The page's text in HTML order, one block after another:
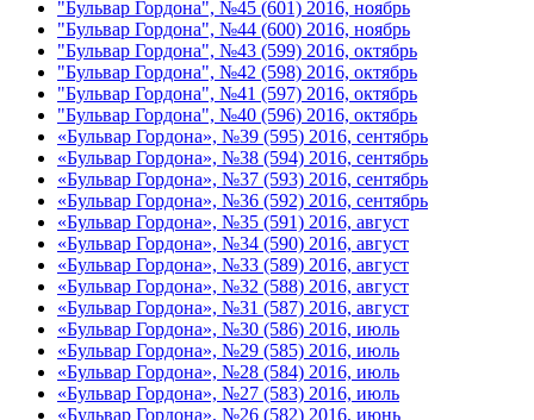
"Бульвар Гордона", №45 (601) 2016, ноябрь
"Бульвар Гордона", №44 (600) 2016, ноябрь
"Бульвар Гордона", №43 (599) 2016, октябрь
"Бульвар Гордона", №42 (598) 2016, октябрь
"Бульвар Гордона", №41 (597) 2016, октябрь
"Бульвар Гордона", №40 (596) 2016, октябрь
«Бульвар Гордона», №39 (595) 2016, сентябрь
«Бульвар Гордона», №38 (594) 2016, сентябрь
«Бульвар Гордона», №37 (593) 2016, сентябрь
«Бульвар Гордона», №36 (592) 2016, сентябрь
«Бульвар Гордона», №35 (591) 2016, август
«Бульвар Гордона», №34 (590) 2016, август
«Бульвар Гордона», №33 (589) 2016, август
«Бульвар Гордона», №32 (588) 2016, август
«Бульвар Гордона», №31 (587) 2016, август
«Бульвар Гордона», №30 (586) 2016, июль
«Бульвар Гордона», №29 (585) 2016, июль
«Бульвар Гордона», №28 (584) 2016, июль
«Бульвар Гордона», №27 (583) 2016, июль
«Бульвар Гордона», №26 (582) 2016, июнь